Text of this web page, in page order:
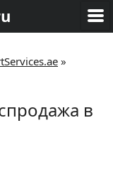
»
в